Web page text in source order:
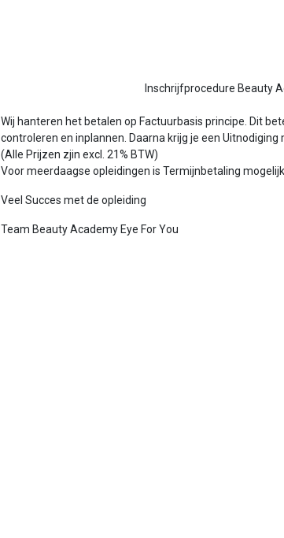
Inschrijfprocedure Beauty
Wij hanteren het betalen op Factuurbasis principe. Dit
controleren en inplannen. Daarna krijg je een Uitnodiging
(Alle Prijzen zjin excl. 21% BTW)
Voor meerdaagse opleidingen is Termijnbetaling
Veel Succes met de opleiding
Team Beauty Academy Eye For You